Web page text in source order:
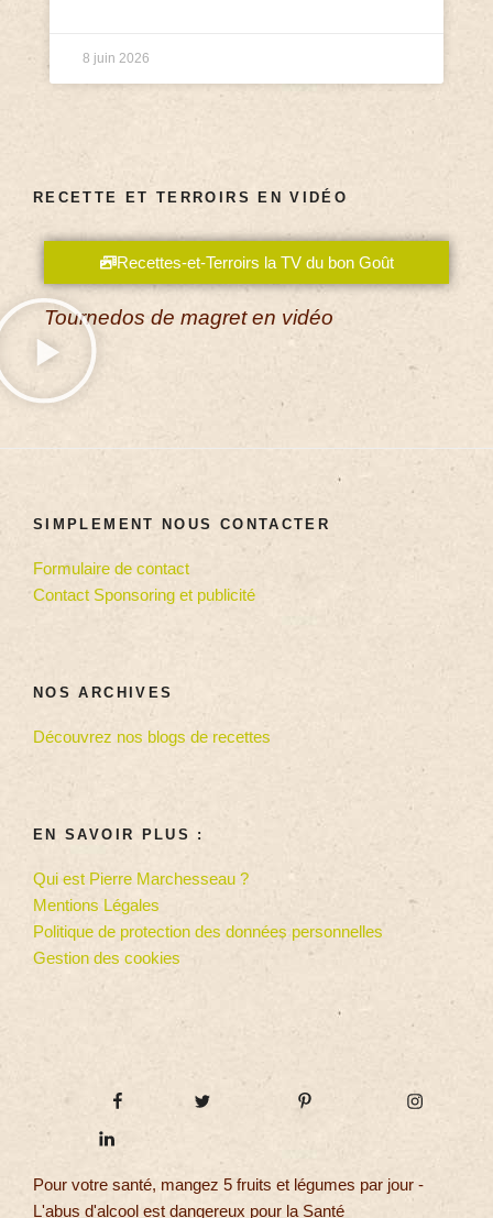
8 juin 2026
RECETTE ET TERROIRS EN VIDÉO
Recettes-et-Terroirs la TV du bon Goût
Tournedos de magret en vidéo
SIMPLEMENT NOUS CONTACTER
Formulaire de contact
Contact Sponsoring et publicité
NOS ARCHIVES
Découvrez nos blogs de recettes
EN SAVOIR PLUS :
Qui est Pierre Marchesseau ?
Mentions Légales
Politique de protection des données personnelles
Gestion des cookies
Pour votre santé, mangez 5 fruits et légumes par jour -
L'abus d'alcool est dangereux pour la Santé